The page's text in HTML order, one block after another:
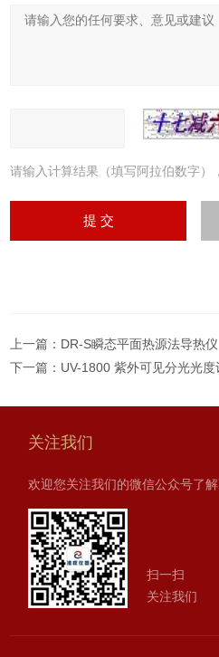
请输入计算结果（填写阿拉伯数字）
上一篇： DR-S瞬态平面热源法导热仪
下一篇： UV-1800 紫外可见分光光度
关注我们
欢迎您关注我们的微信公众号了解
扫一扫
关注我们